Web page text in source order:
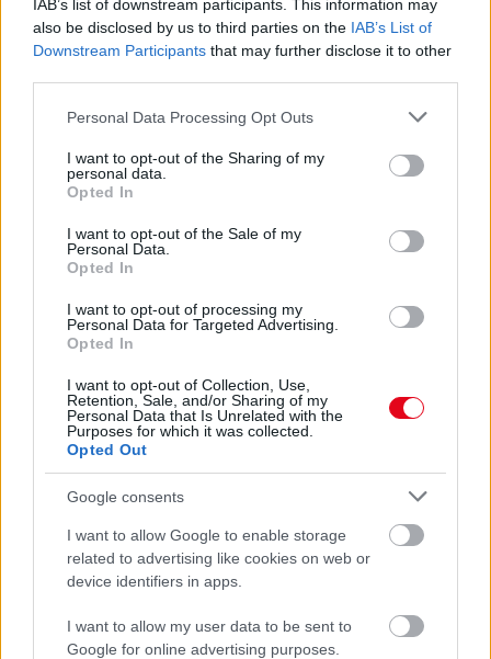
IAB’s list of downstream participants. This information may
also be disclosed by us to third parties on the IAB’s List of
Downstream Participants that may further disclose it to other
Please note that this website/app uses one or more Google
not limited to your visit or usage behaviour. You may click to
grant or deny consent to Google and its third-party tags to
use your data for below specified purposes in below Google
consent section.
Personal Data Processing Opt Outs
I want to opt-out of the Sharing of my
personal data.
Opted In
I want to opt-out of the Sale of my
Personal Data.
Opted In
I want to opt-out of processing my
Personal Data for Targeted Advertising.
Opted In
I want to opt-out of Collection, Use,
Retention, Sale, and/or Sharing of my
Personal Data that Is Unrelated with the
Purposes for which it was collected.
Opted Out
Google consents
I want to allow Google to enable storage
related to advertising like cookies on web or
device identifiers in apps.
I want to allow my user data to be sent to
Google for online advertising purposes.
RENDKÍVÜL MAGAS ÉRZELMI INTELLIGENCIÁRA UTALHAT
Te szoktad?
Érdemes odafigyelni rá
08. 01.
EGYRE TÖBB FIATALNÁL JELENTKEZIK EZ A
VITAMINHIÁNY – ILYEN JELEKRE FIGYELJ
Erre figyelj!
07. 31.
NEM A CITROMSAV, AZ ECET VAGY A
SZÓDABIKARBÓNA A LEGERŐSEBB: EZT HASZNÁLJÁK A
Ez a szer tényleg eltünteti a vízkövet
24 óra